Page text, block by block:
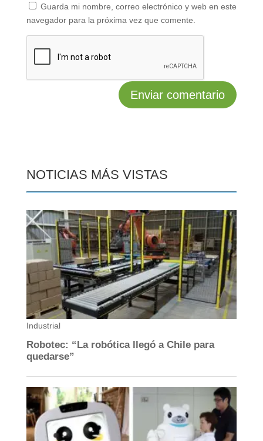
Guarda mi nombre, correo electrónico y web en este
navegador para la próxima vez que comente.
NOTICIAS MÁS VISTAS